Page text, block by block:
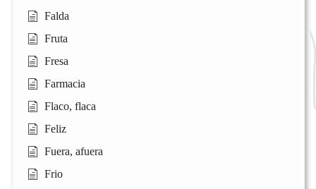
Falda
Fruta
Fresa
Farmacia
Flaco, flaca
Feliz
Fuera, afuera
Frio